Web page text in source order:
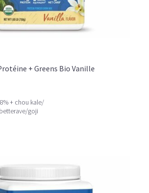
+ Greens Bio Vanille
+ chou kale/
goji